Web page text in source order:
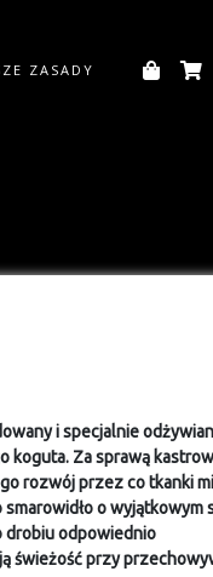
ZASADY
i specjalnie
koguta. Za sprawą
rozwój przez co tkanki
o wyjątkowym
drobiu odpowiednio
świeżość przy